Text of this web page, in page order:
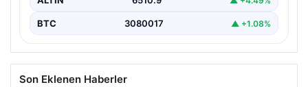
BTC 3080017 ▲ +1.08%
Son Eklenen Haberler